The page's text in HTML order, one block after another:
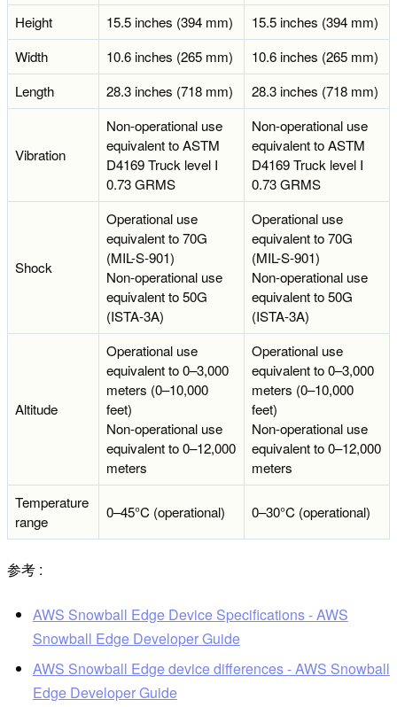
Height
15.5 inches (394 mm)
15.5 inches (394 mm)
Width
10.6 inches (265 mm)
10.6 inches (265 mm)
Length
28.3 inches (718 mm) 28.3 inches (718 mm)
Vibration
Non-operational use
equivalent to ASTM
D4169 Truck level I
0.73 GRMS
Non-operational use
equivalent to ASTM
D4169 Truck level I
0.73 GRMS
Shock
Operational use
equivalent to 70G
(MIL-S-901)
Non-operational use
equivalent to 50G
(ISTA-3A)
Operational use
equivalent to 70G
(MIL-S-901)
Non-operational use
equivalent to 50G
(ISTA-3A)
Altitude
Operational use
equivalent to 0–3,000
meters (0–10,000
feet)
Non-operational use
equivalent to 0–12,000
meters
Operational use
equivalent to 0–3,000
meters (0–10,000
feet)
Non-operational use
equivalent to 0–12,000
meters
Temperature
range
0–45°C (operational) 0–30°C (operational)
参考 :
AWS Snowball Edge Device Specifications - AWS
Snowball Edge Developer Guide
AWS Snowball Edge device differences - AWS Snowball
Edge Developer Guide